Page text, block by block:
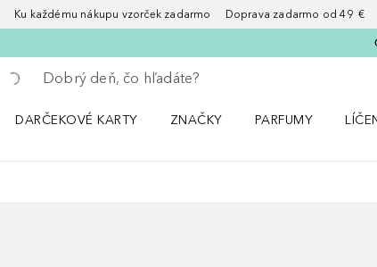
Ku každému nákupu vzorček zadarmo Doprava zadarmo od 49 €
Choď späť
Vykonajte vyhľadávanie
DARČEKOVÉ KARTY
ZNAČKY
PARFUMY